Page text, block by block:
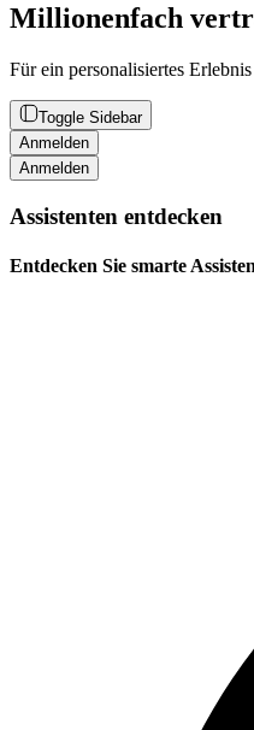
Millionenfach
Für ein personalisiertes
Toggle Sidebar
Anmelden
Anmelden
Assistenten entdecken
Entdecken Sie smarte